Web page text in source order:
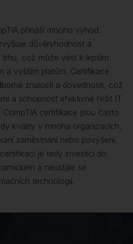
přináší mnoho výhod.
důvěryhodnost a
což může vést k lepším
a vyšším platům. Certifikace
znalosti a dovednosti, což
a schopnost efektivně řešit IT
certifikace jsou často
kvality v mnoha organizacích,
zaměstnání nebo povýšení.
je tedy investicí do
a neustále se
technologií.